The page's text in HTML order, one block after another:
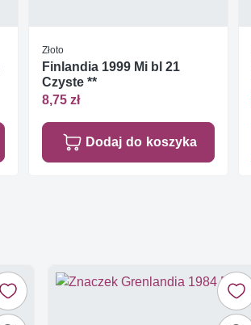
Złoto
Finlandia 1999 Mi bl 21
Czyste **
8,75 zł
Dodaj do koszyka